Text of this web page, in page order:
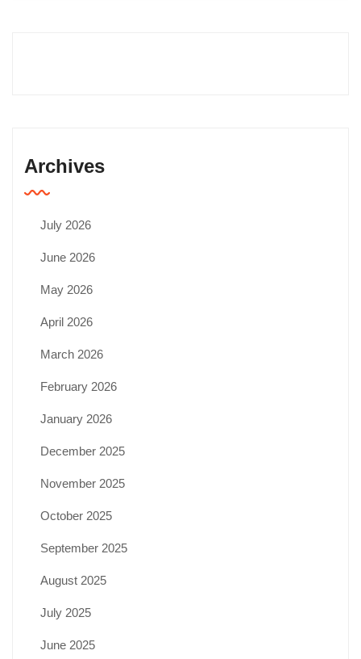
Archives
July 2026
June 2026
May 2026
April 2026
March 2026
February 2026
January 2026
December 2025
November 2025
October 2025
September 2025
August 2025
July 2025
June 2025